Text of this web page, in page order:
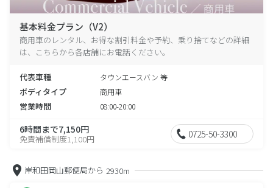
基本料金プラン（V2）
商用車のレンタル、お得な割引料金や予約、乗り捨てなどの詳細
は、こちらから各店舗にお電話ください。
代表車種 タウンエースバン 等
ボディタイプ 商用車
営業時間 08:00-20:00
6時間まで7,150円
免責補償制度1,100円 0725-50-3300
岸和田岡山郵便局から 2930m